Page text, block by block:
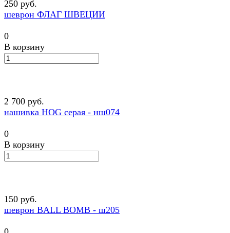
250 руб.
шеврон ФЛАГ ШВЕЦИИ
0
В корзину
2 700 руб.
нашивка HOG серая - нш074
0
В корзину
150 руб.
шеврон BALL BOMB - ш205